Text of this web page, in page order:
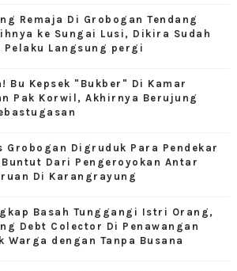
Remaja Di Grobogan Tendang
ke Sungai Lusi, Dikira Sudah
Pelaku Langsung pergi
Bu Kepsek "Bukber" Di Kamar
Pak Korwil, Akhirnya Berujung
Grobogan Digruduk Para Pendekar
Dari Pengeroyokan Antar
Di Karangrayung
Basah Tunggangi Istri Orang,
Debt Colector Di Penawangan
Warga dengan Tanpa Busana